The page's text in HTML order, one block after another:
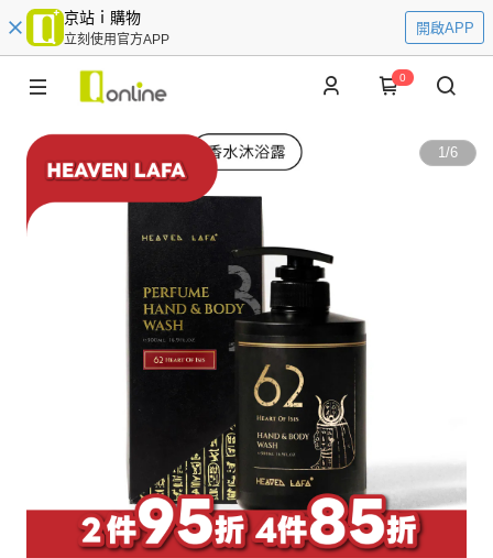
京站ｉ購物
立刻使用官方APP
開啟APP
0
1/6